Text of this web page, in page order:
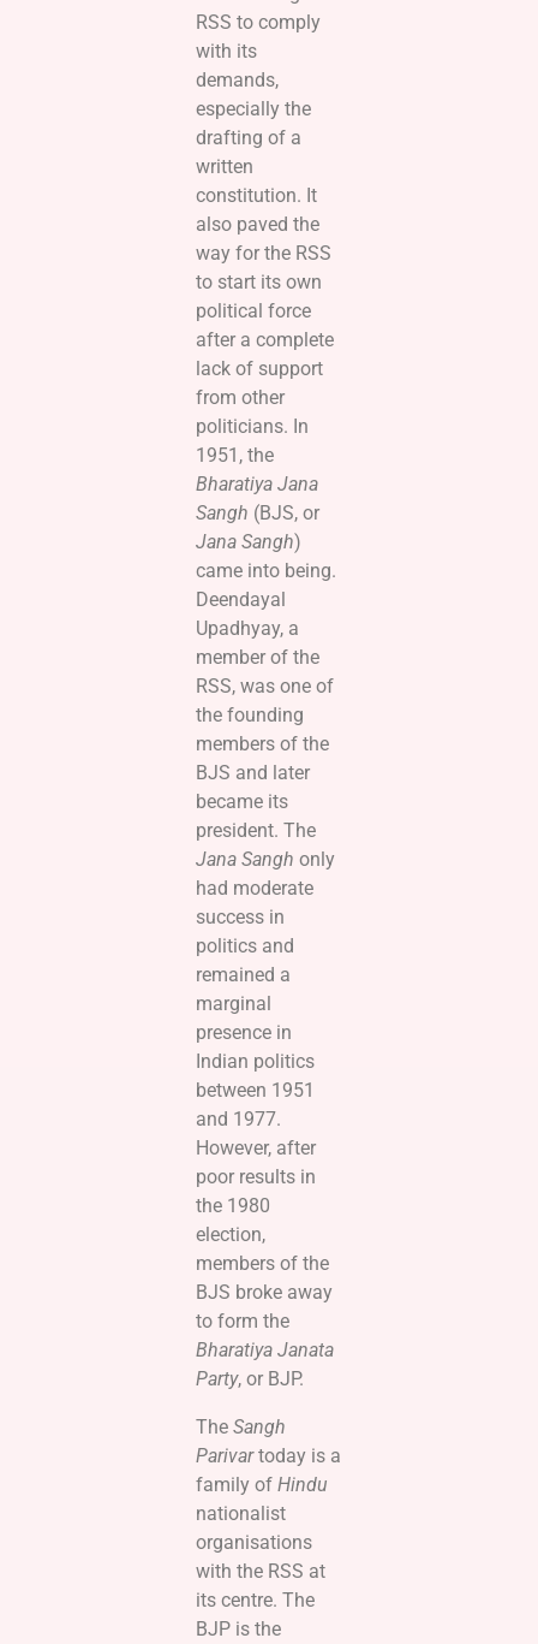
RSS to comply
with its
demands,
especially the
drafting of a
written
constitution. It
also paved the
way for the RSS
to start its own
political force
after a complete
lack of support
from other
politicians. In
1951, the
Bharatiya Jana
Sangh (BJS, or
Jana Sangh)
came into being.
Deendayal
Upadhyay, a
member of the
RSS, was one of
the founding
members of the
BJS and later
became its
president. The
Jana Sangh only
had moderate
success in
politics and
remained a
marginal
presence in
Indian politics
between 1951
and 1977.
However, after
poor results in
the 1980
election,
members of the
BJS broke away
to form the
Bharatiya Janata
Party, or BJP.
The Sangh
Parivartoday is a
family of Hindu
nationalist
organisations
with the RSS at
its centre. The
BJP is the